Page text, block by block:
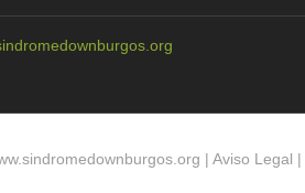
| Aviso Legal |